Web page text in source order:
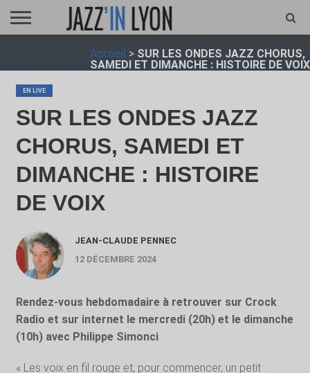
JAZZ
Accueil > SUR LES ONDES JAZZ CHORUS,
SAMEDI ET DIMANCHE : HISTOIRE DE VOIX
EN LIVE
SUR LES ONDES JAZZ
CHORUS, SAMEDI ET
DIMANCHE : HISTOIRE
DE VOIX
JEAN-CLAUDE PENNEC
12 DÉCEMBRE 2024
Rendez-vous hebdomadaire à retrouver sur Crock
Radio et sur internet le mercredi (20h) et le dimanche
(10h) avec Philippe Simonci
« Les voix en fil rouge et, pour commencer, un petit